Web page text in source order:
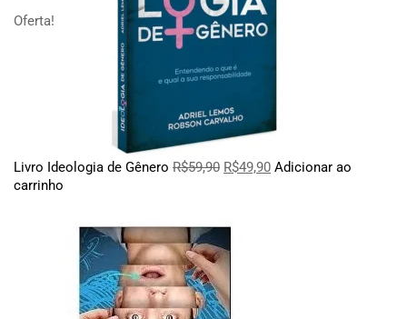
Oferta!
Livro Ideologia de Gênero R$59,90 R$49,90 Adicionar ao
carrinho